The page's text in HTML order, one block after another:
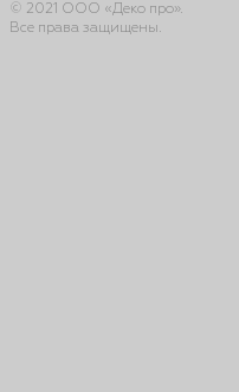
© 2021 ООО «Деко про».
Все права защищены.